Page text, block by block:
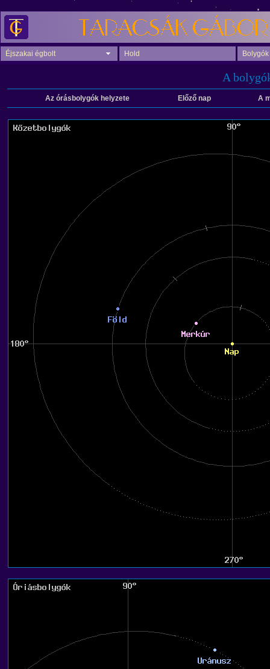
Éjszakai égbolt Hold Bolygók
A
Az órásbolygók helyzete Előző nap A